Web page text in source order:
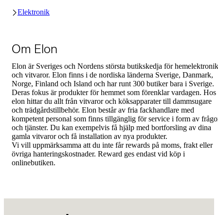
Elektronik
Om Elon
Elon är Sveriges och Nordens största butikskedja för hemelektronik
och vitvaror. Elon finns i de nordiska länderna Sverige, Danmark,
Norge, Finland och Island och har runt 300 butiker bara i Sverige.
Deras fokus är produkter för hemmet som förenklar vardagen. Hos
elon hittar du allt från vitvaror och köksapparater till dammsugare
och trädgårdstillbehör. Elon består av fria fackhandlare med
kompetent personal som finns tillgänglig för service i form av
och tjänster. Du kan exempelvis få hjälp med bortforsling av dina
gamla vitvaror och få installation av nya produkter.
Vi vill uppmärksamma att du inte får rewards på moms, frakt eller
övriga hanteringskostnader. Reward ges endast vid köp i
onlinebutiken.